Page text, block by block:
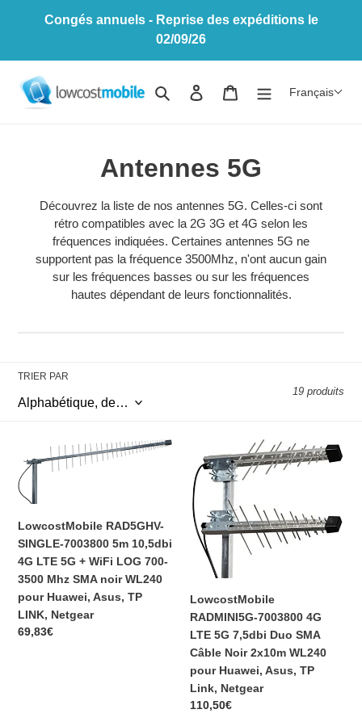
Congés annuels - Reprise des expéditions le
02/09/26
RechercherSe connecter
Panier Français
C
o
l
l
e
o
n
Antennes 5G
Découvrez la liste de nos antennes 5G. Celles-ci sont
rétro compatibles avec la 2G 3G et 4G selon les
fréquences indiquées. Certaines antennes 5G ne
supportent pas la fréquence 3500Mhz, n'ont aucun gain
sur les fréquences basses ou sur les fréquences
hautes dépendant de leurs fonctionnalités.
TRIER PAR
19 produits
LowcostMobile
RAD5GHV-
SINGLE-
7003800
+
WiFi
LowcostMobile RAD5GHV-
SINGLE-7003800 5m 10,5dbi
4G LTE 5G + WiFi LOG 700-
3500 Mhz SMA noir WL240
pour Huawei, Asus, TP
LINK, Netgear
Prix
69,83€
LowcostMobile
RADMINI5G-
7003800
4G
LTE
5G
7,5dbi
Câble
Noir
2x10m
WL240
pour
Huawei,
Asus,
LowcostMobile
RADMINI5G-7003800 4G
LTE 5G 7,5dbi Duo SMA
Câble Noir 2x10m WL240
pour Huawei, Asus, TP
Link, Netgear
Prix
110,50€